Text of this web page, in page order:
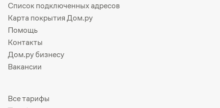
Список подключенных адресов
Карта покрытия Дом.ру
Помощь
Контакты
Дом.ру бизнесу
Вакансии
Все тарифы